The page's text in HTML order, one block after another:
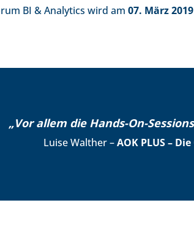
BI & Analytics wird am07. März 2019
„Vor allem die Hands-On-
Luise Walther –AOK PLUS –